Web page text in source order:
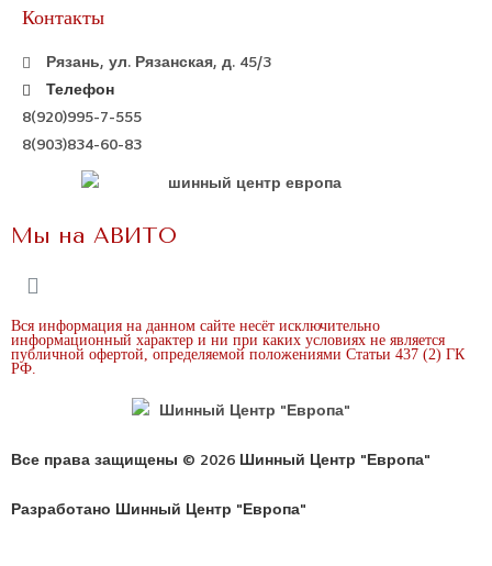
Контакты
Рязань, ул. Рязанская, д. 45/3
Телефон
8(920)995-7-555
8(903)834-60-83
Мы на АВИТО
Вся информация на данном сайте несёт исключительно
информационный характер и ни при каких условиях не является
публичной офертой, определяемой положениями Статьи 437 (2) ГК
РФ.
Все права защищены © 2026 Шинный Центр "Европа"
Разработано Шинный Центр "Европа"